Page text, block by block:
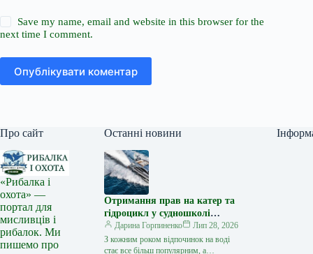
Save my name, email and website in this browser for the
next time I comment.
Опублікувати коментар
Про сайт
«Рибалка і
охота» —
портал для
мисливців і
рибалок. Ми
пишемо про
Останні новини
Отримання прав на катер та
гідроцикл у судношколі
«Либідь-А»: від теорії до
іспиту
Дарина Горпиненко
Лип 28, 2026
З кожним роком відпочинок на воді
стає все більш популярним, а